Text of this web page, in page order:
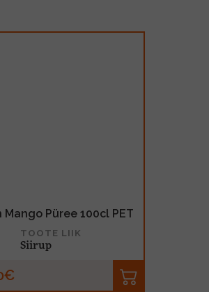
Mango Püree 100cl PET
TOOTE LIIK
Siirup